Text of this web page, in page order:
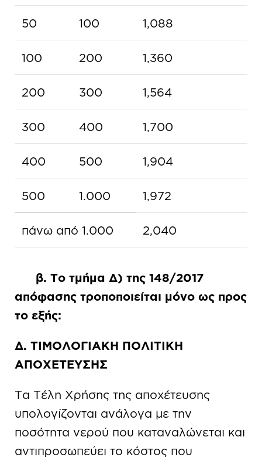
50 100 1,088
100 200 1,360
200 300 1,564
300 400 1,700
400 500 1,904
500 1.000 1,972
πάνω από 1.000 2,040
β. Το τμήμα Δ) της 148/2017
απόφασης τροποποιείται μόνο ως προς
το εξής:
∆. ΤΙΜΟΛΟΓΙΑΚΗ ΠΟΛΙΤΙΚΗ
ΑΠΟΧΕΤΕΥΣΗΣ
Τα Τέλη Χρήσης της αποχέτευσης
υπολογίζονται ανάλογα µε την
ποσότητα νερού που καταναλώνεται και
αντιπροσωπεύει το κόστος που